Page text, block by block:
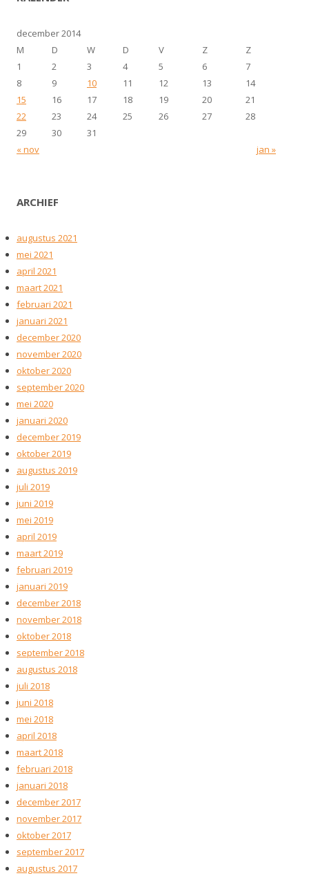
december 2014
M
D W D V Z Z
« nov jan »
1 2 3 4 5 6
7
8
9 10 11 12 13
14
15
16 17 18 19 20
21
22
23 24 25 26 27
28
29
30 31
ARCHIEF
augustus 2021
mei 2021
april 2021
maart 2021
februari 2021
januari 2021
december 2020
november 2020
oktober 2020
september 2020
mei 2020
januari 2020
december 2019
oktober 2019
augustus 2019
juli 2019
juni 2019
mei 2019
april 2019
maart 2019
februari 2019
januari 2019
december 2018
november 2018
oktober 2018
september 2018
augustus 2018
juli 2018
juni 2018
mei 2018
april 2018
maart 2018
februari 2018
januari 2018
december 2017
november 2017
oktober 2017
september 2017
augustus 2017